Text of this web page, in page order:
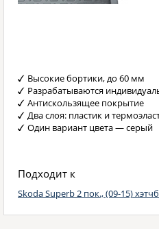
Высокие бортики, до 60 мм
Разрабатываются
Антискользящее покрытие
Два слоя: пластик и
Один вариант цвета — серый
Подходит к
Skoda Superb 2 пок., (09-15)